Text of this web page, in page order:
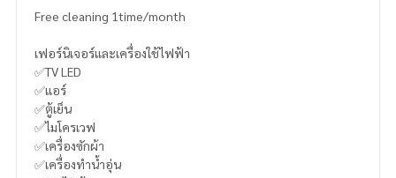
Free cleaning 1time/month
เฟอร์นิเจอร์และเครื่องใช้ไฟฟ้า
✅TV LED
✅แอร์
✅ตู้เย็น
✅ไมโครเวฟ
✅เครื่องซักผ้า
✅เครื่องทำน้ำอุ่น